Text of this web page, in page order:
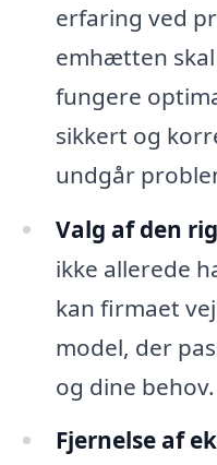
erfaring ved
emhætten
fungere
sikkert og
undgår
Valg af den
ikke allerede
kan firmaet
model, der
og dine behov.
Fjernelse af